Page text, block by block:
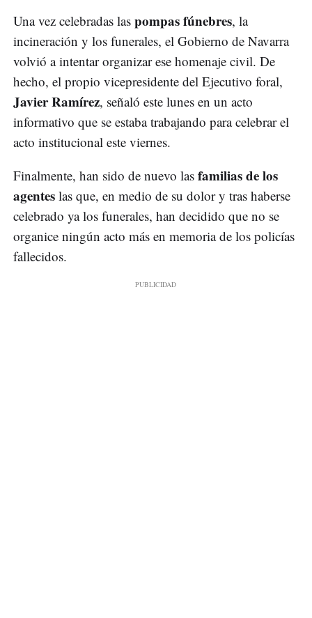
Una vez celebradas las pompas fúnebres, la
incineración y los funerales, el Gobierno de Navarra
volvió a intentar organizar ese homenaje civil. De
hecho, el propio vicepresidente del Ejecutivo foral,
Javier Ramírez, señaló este lunes en un acto
informativo que se estaba trabajando para celebrar el
acto institucional este viernes.
Finalmente, han sido de nuevo las familias de los
agentes las que, en medio de su dolor y tras haberse
celebrado ya los funerales, han decidido que no se
organice ningún acto más en memoria de los policías
fallecidos.